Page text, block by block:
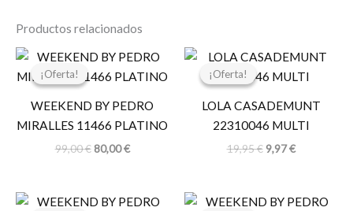
Productos relacionados
¡Oferta!
¡Oferta!
WEEKEND BY PEDRO
MIRALLES 11466 PLATINO
99,00€
El
original
99,00 €.
80,00€
El
actual
80,00 €.
¡Oferta!
¡Oferta!
LOLA CASADEMUNT
22310046 MULTI
19,95€
El
original
19,95 €.
9,97€
El
actual
9,97 €.
El
El
El
El